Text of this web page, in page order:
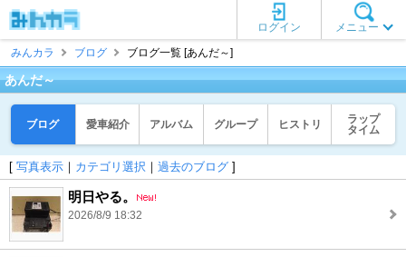
メニュー
ログイン
みんカラ
ブログ ブログ一覧 [あんだ～]
あんだ～
ブログ 愛車紹介 アルバム グループ ヒストリ
ラップ
タイム
[ 写真表示 ｜ カテゴリ選択 ｜ 過去のブログ ]
明日やる。
2026/8/9 18:32